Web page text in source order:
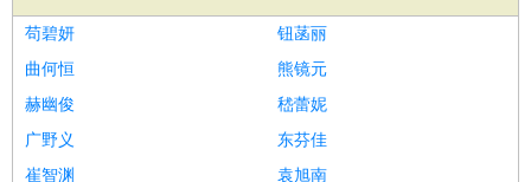
苟碧妍
钮菡丽
曲何恒
熊镜元
赫幽俊
嵇蕾妮
广野义
东芬佳
崔智渊
袁旭南